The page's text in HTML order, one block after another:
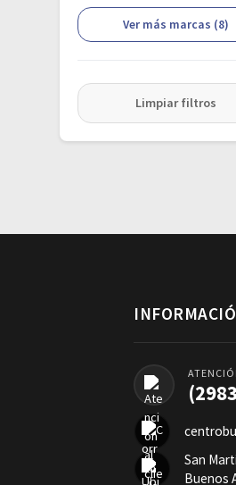
Ver más marcas (8)
Limpiar filtros
San
Buenos